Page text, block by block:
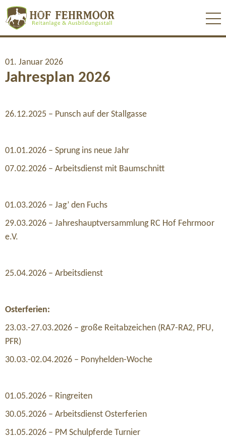
01. Januar 2026
Jahresplan 2026
26.12.2025 – Punsch auf der Stallgasse
01.01.2026 – Sprung ins neue Jahr
07.02.2026 – Arbeitsdienst mit Baumschnitt
01.03.2026 – Jag’ den Fuchs
29.03.2026 – Jahreshauptversammlung RC Hof Fehrmoor
e.V.
25.04.2026 – Arbeitsdienst
Osterferien:
23.03.-27.03.2026 – große Reitabzeichen (RA7-RA2, PFU,
PFR)
30.03.-02.04.2026 – Ponyhelden-Woche
01.05.2026 – Ringreiten
30.05.2026 – Arbeitsdienst Osterferien
31.05.2026 – PM Schulpferde Turnier